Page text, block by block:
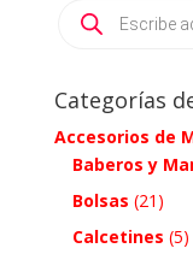
search
Categorías
Accesorios de
Baberos y
Bolsas (21)
Calcetines (5)